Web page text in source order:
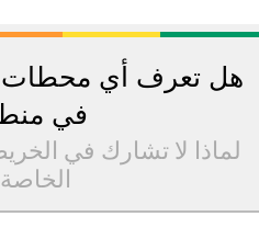
هل تعرف أي محطات
في
لماذا لا تشارك في